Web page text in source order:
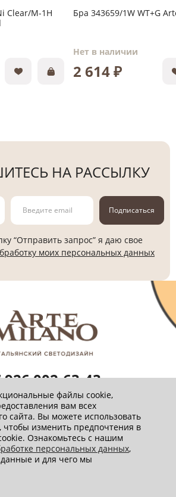
Clear/M-1H
Бра 343659/1W WT+G
Нет в наличии
2 614 ₽
НА РАССЫЛКУ
Подписаться
“Отправить запрос” я даю свое
моих персональных данных
персональных данных
926 002-63-43
Заказать звонок
info@artemilano.ru
файлы cookie,
вам всех
сайта. Вы можете использовать
чтобы изменить предпочтения в
Ознакомьтесь с нашим
персональных данных,
данные и для чего мы